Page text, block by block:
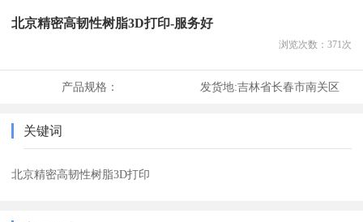
北京精密高韧性树脂3D打印-服务好
浏览次数： 371次
产品规格： 发货地:吉林省长春市南关区
关键词
北京精密高韧性树脂3D打印